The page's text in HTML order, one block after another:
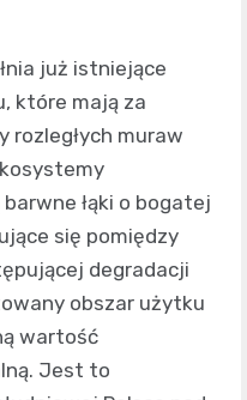
już istniejące
które mają za
rozległych muraw
łąki o bogatej
się pomiędzy
degradacji
obszar użytku
wartość
Jest to